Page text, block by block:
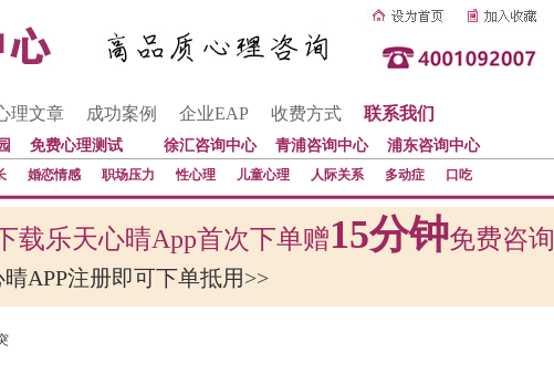
理文章 成功案例 企业EAP 收费方式 联系我们
免费心理测试 徐汇咨询中心 青浦咨询中心 浦东咨询中心
婚恋情感 职场压力 性心理 儿童心理 人际关系 多动症 口吃
载乐天心晴App首次下单赠15分钟免费咨询
APP注册即可下单抵用>>